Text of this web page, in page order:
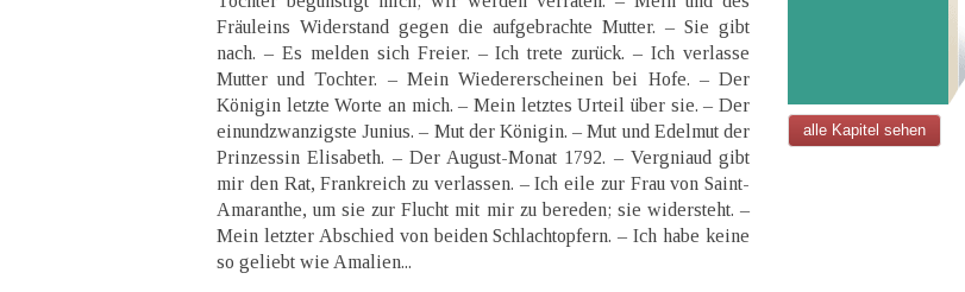
Fräuleins Widerstand gegen die aufgebrachte Mutter. – Sie gibt
nach. – Es melden sich Freier. – Ich trete zurück. – Ich verlasse
Mutter und Tochter. – Mein Wiedererscheinen bei Hofe. – Der
Königin letzte Worte an mich. – Mein letztes Urteil über sie. – Der
einundzwanzigste Junius. – Mut der Königin. – Mut und Edelmut der
Prinzessin Elisabeth. – Der August-Monat 1792. – Vergniaud gibt
mir den Rat, Frankreich zu verlassen. – Ich eile zur Frau von Saint-
Amaranthe, um sie zur Flucht mit mir zu bereden; sie widersteht. –
Mein letzter Abschied von beiden Schlachtopfern. – Ich habe keine
so geliebt wie Amalien...
alle Kapitel sehen